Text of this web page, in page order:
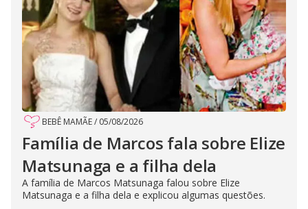
BEBÊ MAMÃE/ 05/08/2026
Família de Marcos fala sobre Elize
Matsunaga e a filha dela
A família de Marcos Matsunaga falou sobre Elize
Matsunaga e a filha dela e explicou algumas questões.